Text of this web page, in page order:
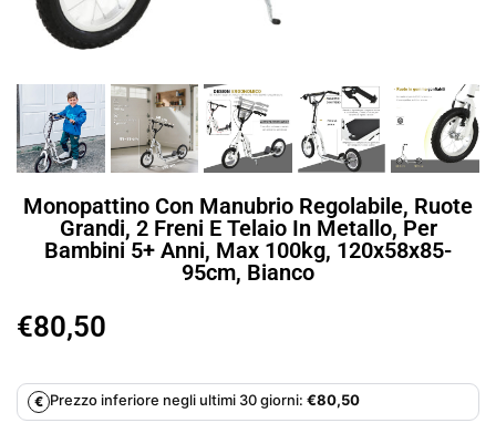
Monopattino Con Manubrio Regolabile, Ruote
Grandi, 2 Freni E Telaio In Metallo, Per
Bambini 5+ Anni, Max 100kg, 120x58x85-
95cm, Bianco
€80,50
€ Prezzo inferiore negli ultimi 30 giorni: €80,50